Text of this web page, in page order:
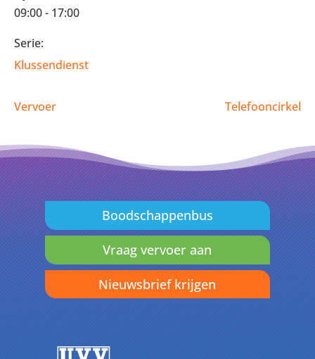
09:00 - 17:00
Serie:
Klussendienst
Vervoer Telefooncirkel
Boodschappenbus
Vraag vervoer aan
Nieuwsbrief krijgen